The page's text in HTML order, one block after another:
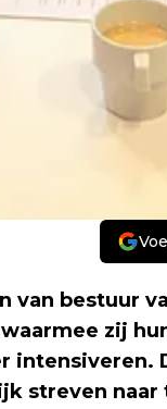
bestuur
zij
intensiveren.
streven